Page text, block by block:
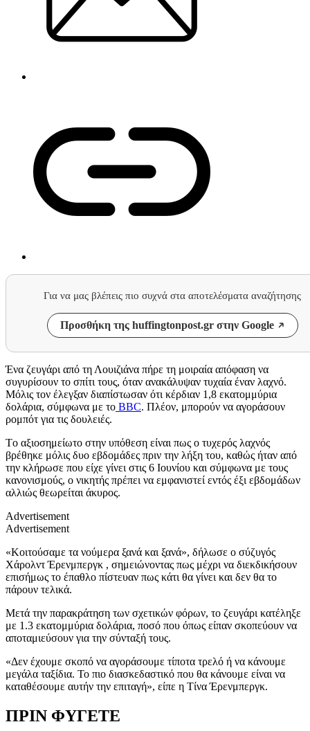
Για να μας βλέπεις πιο συχνά στα αποτελέσματα αναζήτησης
Προσθήκη της huffingtonpost.gr στην Google
Ένα ζευγάρι από τη Λουιζιάνα πήρε τη μοιραία απόφαση να
συγυρίσουν το σπίτι τους, όταν ανακάλυψαν τυχαία έναν λαχνό.
Μόλις τον έλεγξαν διαπίστωσαν ότι κέρδιαν 1,8 εκατομμύρια
δολάρια, σύμφωνα με το BBC. Πλέον, μπορούν να αγοράσουν
ρομπότ για τις δουλειές.
Tο αξιοσημείωτο στην υπόθεση είναι πως ο τυχερός λαχνός
βρέθηκε μόλις δυο εβδομάδες πριν την λήξη του, καθώς ήταν από
την κλήρωσε που είχε γίνει στις 6 Ιουνίου και σύμφωνα με τους
κανονισμούς, ο νικητής πρέπει να εμφανιστεί εντός έξι εβδομάδων
αλλιώς θεωρείται άκυρος.
Advertisement
Advertisement
«Κοιτούσαμε τα νούμερα ξανά και ξανά», δήλωσε ο σύζυγός
Χάρολντ Έρενμπεργκ , σημειώνοντας πως μέχρι να διεκδικήσουν
επισήμως το έπαθλο πίστευαν πως κάτι θα γίνει και δεν θα το
πάρουν τελικά.
Μετά την παρακράτηση των σχετικών φόρων, το ζευγάρι κατέληξε
με 1.3 εκατομμύρια δολάρια, ποσό που όπως είπαν σκοπεύουν να
αποταμιεύσουν για την σύνταξή τους.
«Δεν έχουμε σκοπό να αγοράσουμε τίποτα τρελό ή να κάνουμε
μεγάλα ταξίδια. Το πιο διασκεδαστικό που θα κάνουμε είναι να
καταθέσουμε αυτήν την επιταγή», είπε η Τίνα Έρενμπεργκ.
ΠΡΙΝ ΦΥΓΕΤΕ